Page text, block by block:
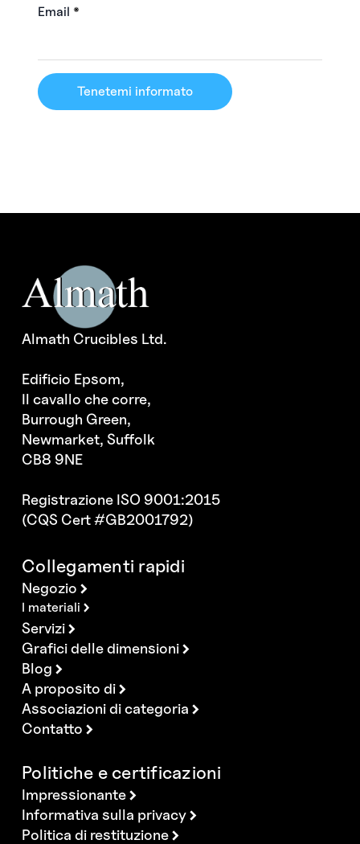
Email *
Tenetemi informato
Almath Crucibles Ltd.
Edificio Epsom,
Il cavallo che corre,
Burrough Green,
Newmarket, Suffolk
CB8 9NE
Registrazione ISO 9001:2015
(CQS Cert #GB2001792)
Collegamenti rapidi
Negozio
I materiali
Servizi
Grafici delle dimensioni
Blog
A proposito di
Associazioni di categoria
Contatto
Politiche e certificazioni
Impressionante
Informativa sulla privacy
Politica di restituzione